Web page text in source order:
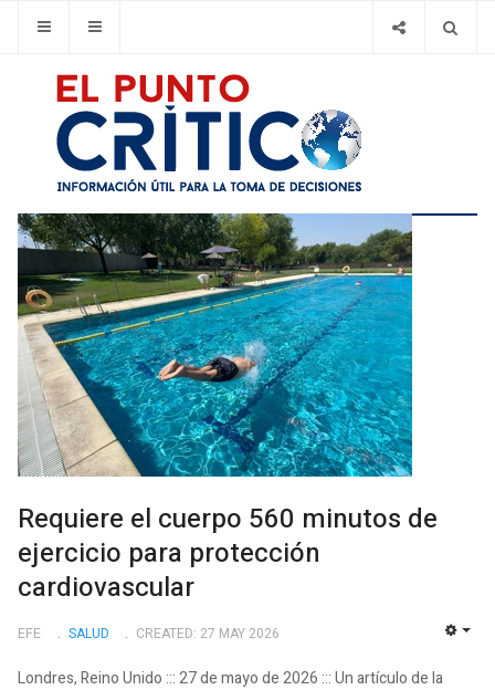
Requiere el cuerpo 560 minutos de
ejercicio para protección
cardiovascular
EFE SALUD CREATED: 27 MAY 2026
Londres, Reino Unido ::: 27 de mayo de 2026 ::: Un artículo de la